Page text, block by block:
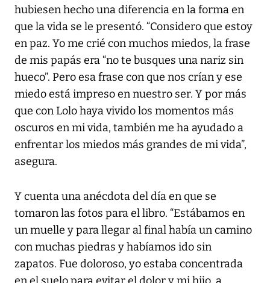
hubiesen hecho una diferencia en la forma en
que la vida se le presentó. “Considero que estoy
en paz. Yo me crié con muchos miedos, la frase
de mis papás era “no te busques una nariz sin
hueco”. Pero esa frase con que nos crían y ese
miedo está impreso en nuestro ser. Y por más
que con Lolo haya vivido los momentos más
oscuros en mi vida, también me ha ayudado a
enfrentar los miedos más grandes de mi vida”,
asegura.
Y cuenta una anécdota del día en que se
tomaron las fotos para el libro. “Estábamos en
un muelle y para llegar al final había un camino
con muchas piedras y habíamos ido sin
zapatos. Fue doloroso, yo estaba concentrada